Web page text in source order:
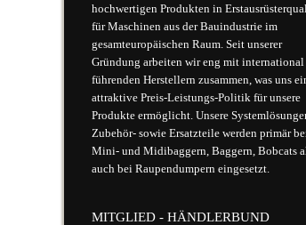
hochwertigen Produkten in
für Maschinen aus der Bauindustrie im
gesamteuropäischen Raum. Seit unserer
Gründung arbeiten wir eng mit international
führenden Herstellern zusammen, was uns
attraktive Preis-Leistungs-Politik für unsere
Produkte ermöglicht. Unsere
Zubehör- sowie Ersatzteile werden primär
Mini- und Midibaggern, Baggern, Bobcats
auch bei Raupendumpern eingesetzt.
MITGLIED - HÄNDLERBUND